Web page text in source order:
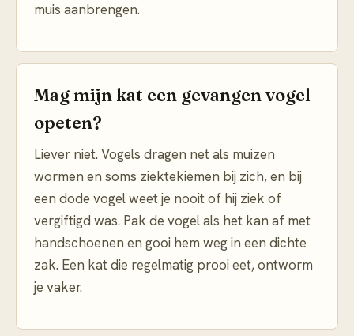
muis aanbrengen.
Mag mijn kat een gevangen vogel
opeten?
Liever niet. Vogels dragen net als muizen
wormen en soms ziektekiemen bij zich, en bij
een dode vogel weet je nooit of hij ziek of
vergiftigd was. Pak de vogel als het kan af met
handschoenen en gooi hem weg in een dichte
zak. Een kat die regelmatig prooi eet, ontworm
je vaker.